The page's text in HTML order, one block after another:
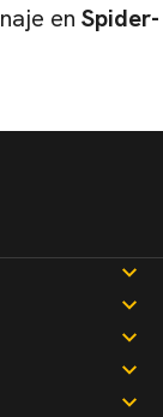
en Spider-